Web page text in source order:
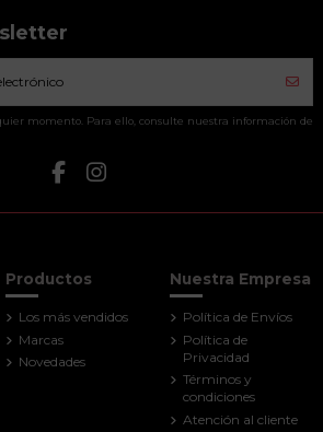
momento. Para ello, consulte nuestra información de
Productos
Los más vendidos
Marcas
Novedades
Nuestra Empresa
Política de Envíos
Política de
Privacidad
Términos y
condiciones
Atención al cliente